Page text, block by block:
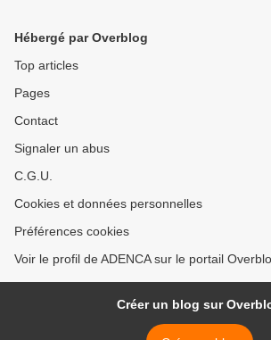
Hébergé par Overblog
Top articles
Pages
Contact
Signaler un abus
C.G.U.
Cookies et données personnelles
Préférences cookies
Voir le profil de ADENCA sur le portail
Créer un blog sur